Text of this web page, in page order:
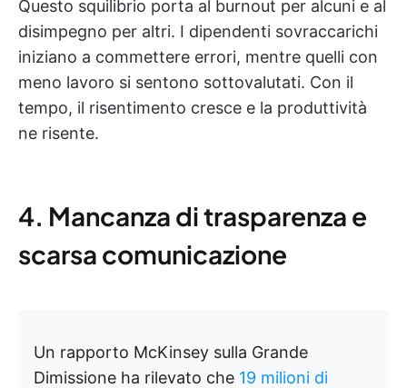
Questo squilibrio porta al burnout per alcuni e al
disimpegno per altri. I dipendenti sovraccarichi
iniziano a commettere errori, mentre quelli con
meno lavoro si sentono sottovalutati. Con il
tempo, il risentimento cresce e la produttività
ne risente.
4. Mancanza di trasparenza e
scarsa comunicazione
Un rapporto McKinsey sulla Grande
Dimissione ha rilevato che 19 milioni di